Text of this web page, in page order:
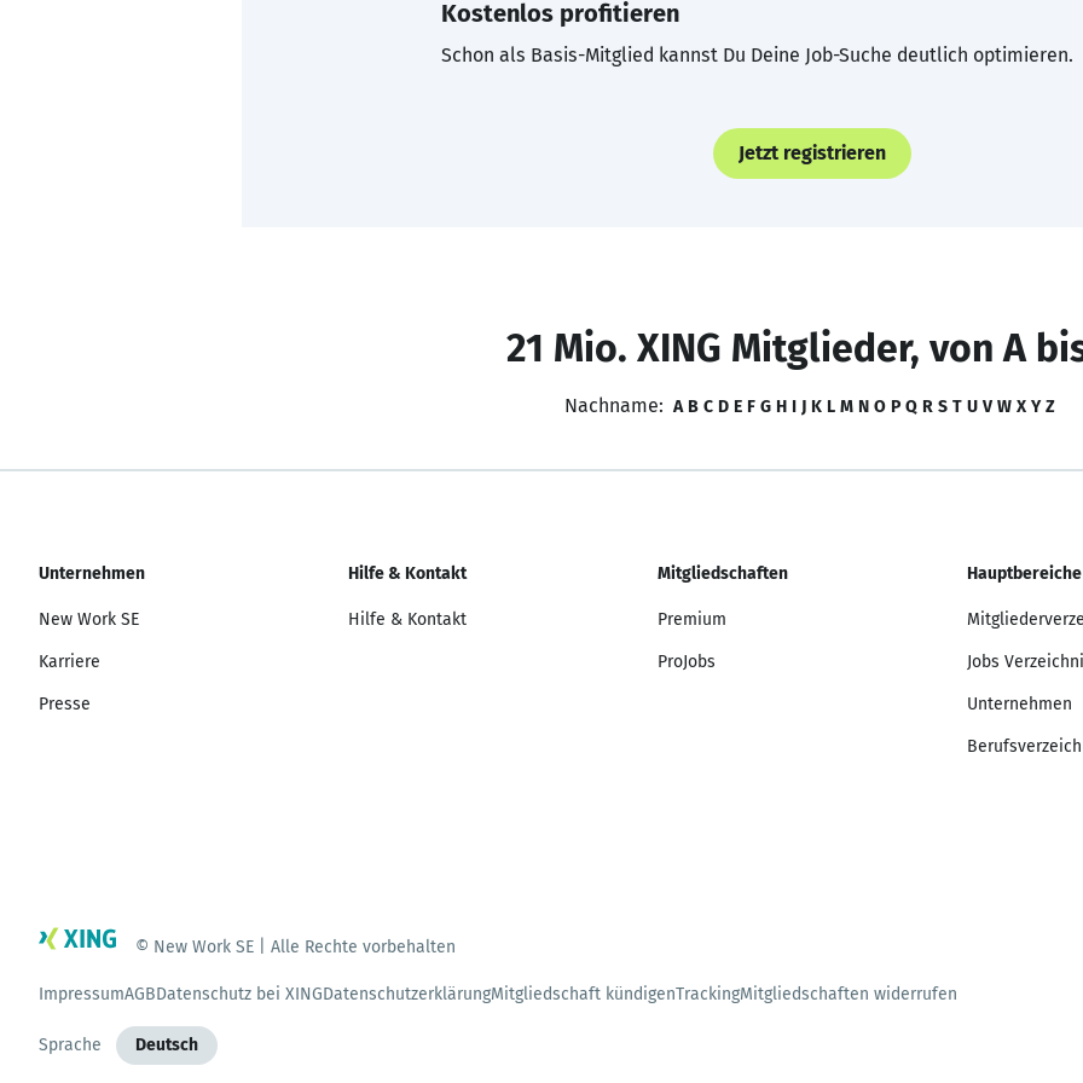
Kostenlos profitieren
Schon als Basis-Mitglied kannst Du Deine Job-Suche deutlich optimieren.
Jetzt registrieren
21 Mio. XING Mitglieder, von A
Nachname: A B C D E F G H I J K L M N O P Q R S T U V W X Y Z
Unternehmen
New Work SE
Karriere
Presse
Hilfe & Kontakt
Hilfe & Kontakt
Mitgliedschaften
Premium
ProJobs
Hauptbereiche
Jobs
Unternehmen
© New Work SE | Alle Rechte vorbehalten
ImpressumAGBDatenschutz bei XINGDatenschutzerklärungMitgliedschaft kündigenTrackingMitgliedschaften widerrufen
Sprache Deutsch